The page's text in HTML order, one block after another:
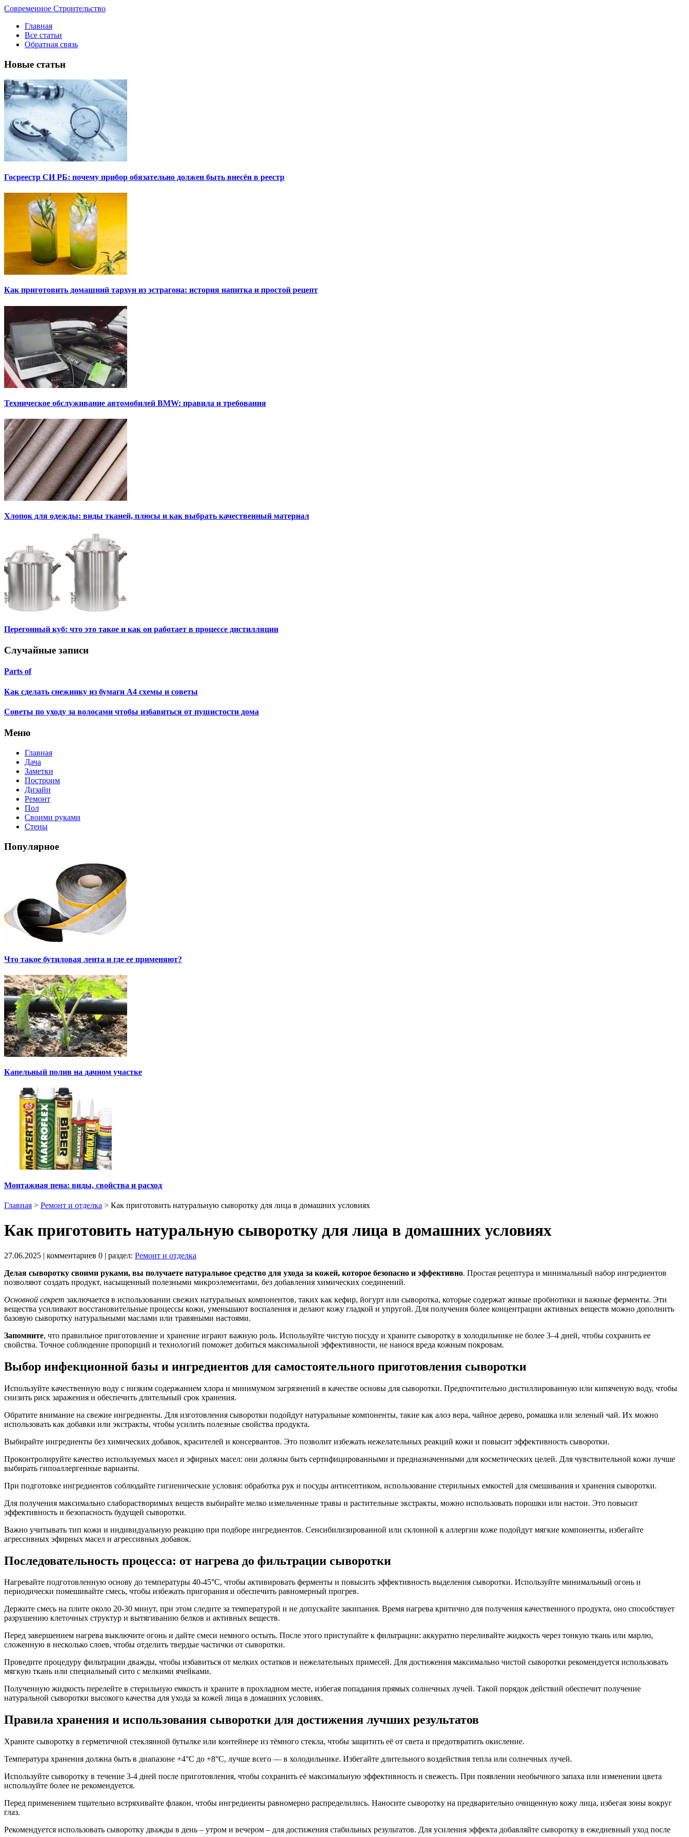
Современное Строительство
Главная
Все статьи
Обратная связь
Новые статьи
Госреестр СИ РБ: почему прибор обязательно должен быть внесён в реестр
Как приготовить домашний тархун из эстрагона: история напитка и простой рецепт
Техническое обслуживание автомобилей BMW: правила и требования
Хлопок для одежды: виды тканей, плюсы и как выбрать качественный материал
Перегонный куб: что это такое и как он работает в процессе дистилляции
Случайные записи
Parts of
Как сделать снежинку из бумаги А4 схемы и советы
Советы по уходу за волосами чтобы избавиться от пушистости дома
Меню
Главная
Дача
Заметки
Построим
Дизайн
Ремонт
Пол
Своими руками
Стены
Популярное
Что такое бутиловая лента и где ее применяют?
Капельный полив на дачном участке
Монтажная пена: виды, свойства и расход
Главная > Ремонт и отделка > Как приготовить натуральную сыворотку для лица в домашних условиях
Как приготовить натуральную сыворотку для лица в домашних условиях
27.06.2025 | комментариев 0 | раздел: Ремонт и отделка
Делая сыворотку своими руками, вы получаете натуральное средство для ухода за кожей, которое безопасно и эффективно. Простая рецептура и минимальный набор ингредиентов
позволяют создать продукт, насыщенный полезными микроэлементами, без добавления химических соединений.
Основной секрет заключается в использовании свежих натуральных компонентов, таких как кефир, йогурт или сыворотка, которые содержат живые пробиотики и важные ферменты. Эти
вещества усиливают восстановительные процессы кожи, уменьшают воспаления и делают кожу гладкой и упругой. Для получения более концентрации активных веществ можно дополнить
базовую сыворотку натуральными маслами или травяными настоями.
Запомните, что правильное приготовление и хранение играют важную роль. Используйте чистую посуду и храните сыворотку в холодильнике не более 3–4 дней, чтобы сохранить ее
свойства. Точное соблюдение пропорций и технологий поможет добиться максимальной эффективности, не нанося вреда кожным покровам.
Выбор инфекционной базы и ингредиентов для самостоятельного приготовления сыворотки
Используйте качественную воду с низким содержанием хлора и минимумом загрязнений в качестве основы для сыворотки. Предпочтительно дистиллированную или кипяченую воду, чтобы
снизить риск заражения и обеспечить длительный срок хранения.
Обратите внимание на свежие ингредиенты. Для изготовления сыворотки подойдут натуральные компоненты, такие как алоэ вера, чайное дерево, ромашка или зеленый чай. Их можно
использовать как добавки или экстракты, чтобы усилить полезные свойства продукта.
Выбирайте ингредиенты без химических добавок, красителей и консервантов. Это позволит избежать нежелательных реакций кожи и повысит эффективность сыворотки.
Проконтролируйте качество используемых масел и эфирных масел: они должны быть сертифицированными и предназначенными для косметических целей. Для чувствительной кожи лучше
выбирать гипоаллергенные варианты.
При подготовке ингредиентов соблюдайте гигиенические условия: обработка рук и посуды антисептиком, использование стерильных емкостей для смешивания и хранения сыворотки.
Для получения максимально слаборастворимых веществ выбирайте мелко измельченные травы и растительные экстракты, можно использовать порошки или настои. Это повысит
эффективность и безопасность будущей сыворотки.
Важно учитывать тип кожи и индивидуальную реакцию при подборе ингредиентов. Сенсибилизированной или склонной к аллергии коже подойдут мягкие компоненты, избегайте
агрессивных эфирных масел и агрессивных добавок.
Последовательность процесса: от нагрева до фильтрации сыворотки
Нагревайте подготовленную основу до температуры 40-45°C, чтобы активировать ферменты и повысить эффективность выделения сыворотки. Используйте минимальный огонь и
периодически помешивайте смесь, чтобы избежать пригорания и обеспечить равномерный прогрев.
Держите смесь на плите около 20-30 минут, при этом следите за температурой и не допускайте закипания. Время нагрева критично для получения качественного продукта, оно способствует
разрушению клеточных структур и вытягиванию белков и активных веществ.
Перед завершением нагрева выключите огонь и дайте смеси немного остыть. После этого приступайте к фильтрации: аккуратно переливайте жидкость через тонкую ткань или марлю,
сложенную в несколько слоев, чтобы отделить твердые частички от сыворотки.
Проведите процедуру фильтрации дважды, чтобы избавиться от мелких остатков и нежелательных примесей. Для достижения максимально чистой сыворотки рекомендуется использовать
мягкую ткань или специальный сито с мелкими ячейками.
Полученную жидкость перелейте в стерильную емкость и храните в прохладном месте, избегая попадания прямых солнечных лучей. Такой порядок действий обеспечит получение
натуральной сыворотки высокого качества для ухода за кожей лица в домашних условиях.
Правила хранения и использования сыворотки для достижения лучших результатов
Храните сыворотку в герметичной стеклянной бутылке или контейнере из тёмного стекла, чтобы защитить её от света и предотвратить окисление.
Температура хранения должна быть в диапазоне +4°C до +8°C, лучше всего — в холодильнике. Избегайте длительного воздействия тепла или солнечных лучей.
Используйте сыворотку в течение 3-4 дней после приготовления, чтобы сохранить её максимальную эффективность и свежесть. При появлении необычного запаха или изменении цвета
используйте более не рекомендуется.
Перед применением тщательно встряхивайте флакон, чтобы ингредиенты равномерно распределились. Наносите сыворотку на предварительно очищенную кожу лица, избегая зоны вокруг
глаз.
Рекомендуется использовать сыворотку дважды в день – утром и вечером – для достижения стабильных результатов. Для усиления эффекта добавляйте сыворотку в ежедневный уход после